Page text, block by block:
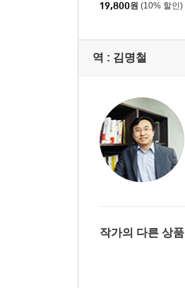
19,800원 (10% 할인)
역 : 김명철
작가의 다른 상품